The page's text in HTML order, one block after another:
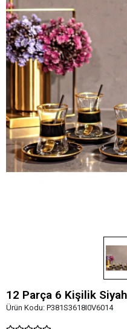
12 Parça 6 Kişilik
Ürün Kodu: P381S3618I0V6014